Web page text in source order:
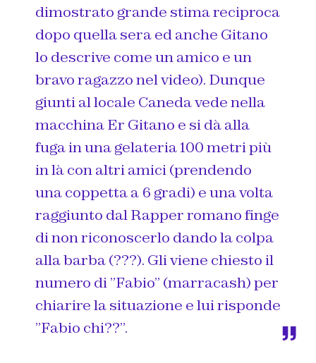
dimostrato grande stima reciproca
dopo quella sera ed anche Gitano
lo descrive come un amico e un
bravo ragazzo nel video). Dunque
giunti al locale Caneda vede nella
macchina Er Gitano e si dà alla
fuga in una gelateria 100 metri più
in là con altri amici (prendendo
una coppetta a 6 gradi) e una volta
raggiunto dal Rapper romano finge
di non riconoscerlo dando la colpa
alla barba (???). Gli viene chiesto il
numero di ”Fabio” (marracash) per
chiarire la situazione e lui risponde
”Fabio chi??”.